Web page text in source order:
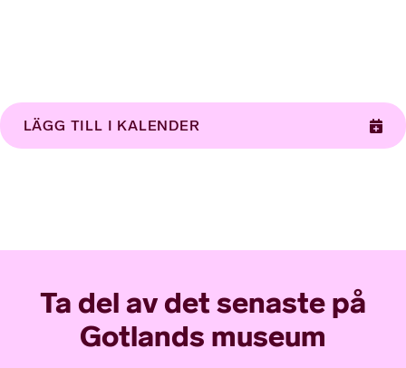
LÄGG TILL I KALENDER
Ta del av det senaste på
Gotlands museum